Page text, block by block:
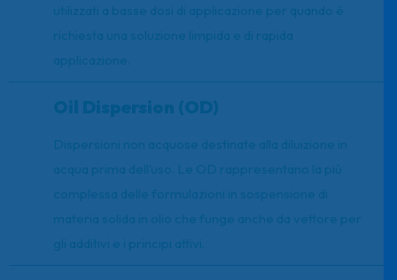
utilizzati a basse dosi di applicazione per quando è
richiesta una soluzione limpida e di rapida
applicazione.
Oil Dispersion (OD)
Dispersioni non acquose destinate alla diluizione in
acqua prima dell’uso. Le OD rappresentano la più
complessa delle formulazioni in sospensione di
materia solida in olio che funge anche da vettore per
gli additivi e i principi attivi.